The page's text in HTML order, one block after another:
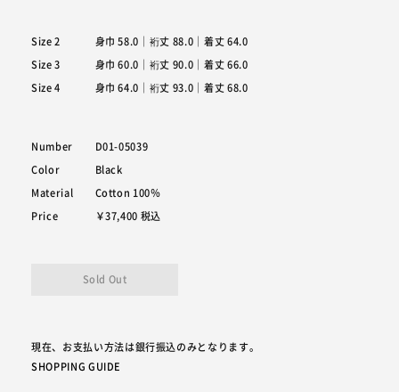
Size 2 身巾 58.0｜裄丈 88.0｜着丈 64.0
Size 3 身巾 60.0｜裄丈 90.0｜着丈 66.0
Size 4 身巾 64.0｜裄丈 93.0｜着丈 68.0
Number D01-05039
Color Black
Material Cotton 100％
Price ￥37,400 税込
現在、お支払い方法は銀行振込のみとなります。
SHOPPING GUIDE